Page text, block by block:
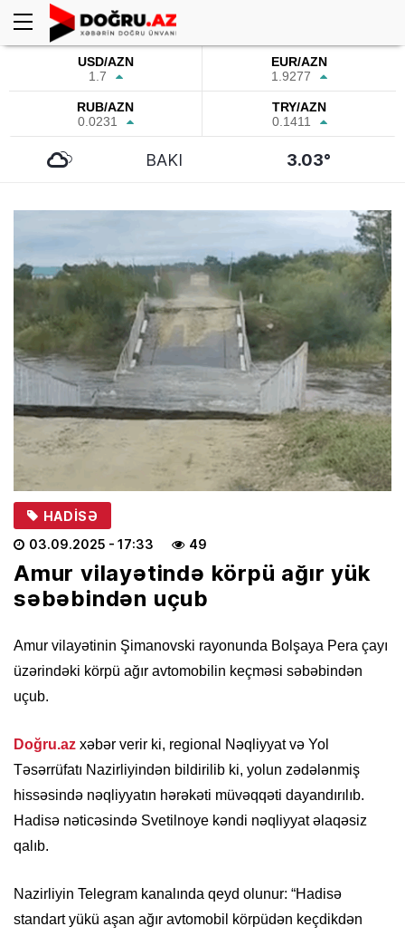
USD/AZN
1.7
EUR/AZN
1.9277
RUB/AZN
0.0231
TRY/AZN
0.1411
BAKI 3.03°
HADISƏ
03.09.2025 - 17:33 49
Amur vilayətində körpü ağır yük
səbəbindən uçub
Amur vilayətinin Şimanovski rayonunda Bolşaya Pera çayı
üzərindəki körpü ağır avtomobilin keçməsi səbəbindən
uçub.
Doğru.az xəbər verir ki, regional Nəqliyyat və Yol
Təsərrüfatı Nazirliyindən bildirilib ki, yolun zədələnmiş
hissəsində nəqliyyatın hərəkəti müvəqqəti dayandırılıb.
Hadisə nəticəsində Svetilnoye kəndi nəqliyyat əlaqəsiz
qalıb.
Nazirliyin Telegram kanalında qeyd olunur: “Hadisə
standart yükü aşan ağır avtomobil körpüdən keçdikdən